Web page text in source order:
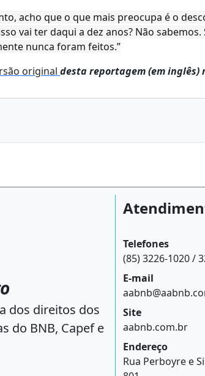
acho que o que mais preocupa é o
vai ter daqui a dez anos? Não
nunca foram feitos.”
original desta reportagem (em inglês)
dos direitos dos
do BNB, Capef e
Telefones
(85) 3226-1020 /
E-mail
Site
aabnb.com.br
Endereço
Rua Perboyre e